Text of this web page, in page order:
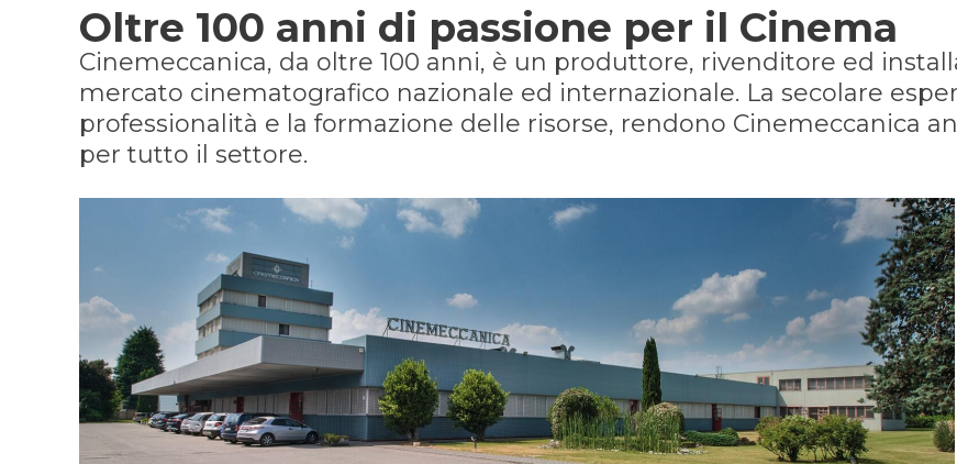
Oltre 100 anni di passione per il Cinema
Cinemeccanica, da oltre 100 anni, è un produttore, rivenditore ed
mercato cinematografico nazionale ed internazionale. La secolare
professionalità e la formazione delle risorse, rendono Cinemeccanica
per tutto il settore.